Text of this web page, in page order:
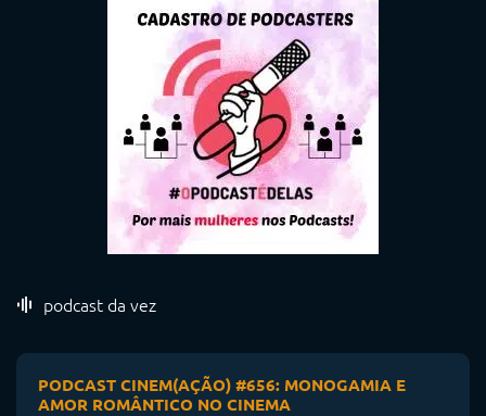
podcast da vez
PODCAST CINEM(AÇÃO) #656: MONOGAMIA E
AMOR ROMÂNTICO NO CINEMA